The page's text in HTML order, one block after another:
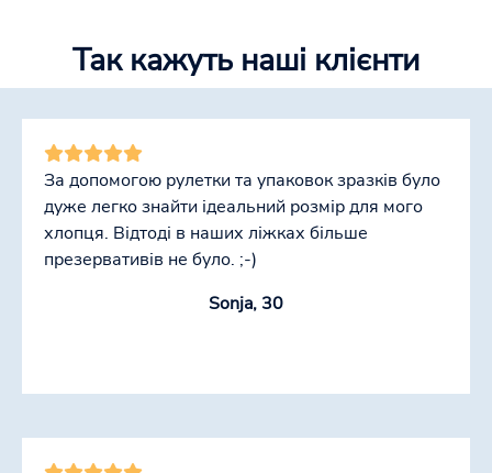
Так кажуть наші клієнти
За допомогою рулетки та упаковок зразків було
дуже легко знайти ідеальний розмір для мого
хлопця. Відтоді в наших ліжках більше
презервативів не було. ;-)
Sonja, 30